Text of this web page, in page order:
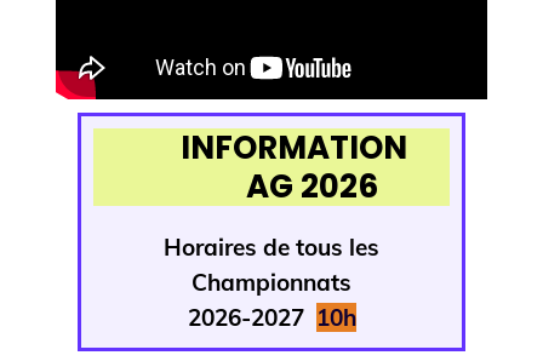
INFORMATION
AG 2026
Horaires de tous les
Championnats
2026-2027 10h